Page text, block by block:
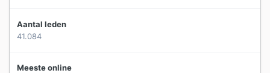
Aantal leden
41.084
Meeste online